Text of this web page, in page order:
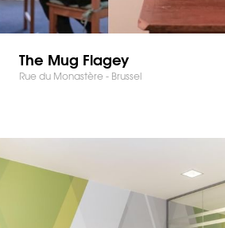
The Mug Flagey
Rue du Monastère - Brussel